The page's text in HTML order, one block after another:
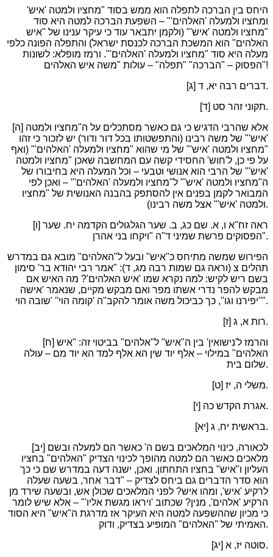
היחס בין הברכה לתפלה הוא ממש בסוד "מחציו ולמטה 'איש'
ומחציו ולמעלה 'האלהים'" – השפעת הברכה למטה היא סוד
"מחציו ולמטה 'איש'" (ולקמן יתבאר עוד כי עיקר ענינו של "איש
האלהים" הוא המשכת הברכה לכנסת ישראל) והתפלה הפונה כלפי
מעלה היא סוד "מחציו ולמעלה 'האלהים'". ורמז מופלא: לשונות
הפסוק – "הברכה" "תפלה" – עולות "משה איש האלהים"!
[ג] דברים רבה יא, ד.
[ד] תקוני זהר סט.
[ה] אלא שהרבי הדגיש כי גם כאשר מסתכלים על ה"מחציו ולמטה
'איש'" של משה רבינו (והתפשטותו בכל דור ודור) יש לזכור כי זהו
"מחציו ולמטה 'איש'" של מי שהוא "מחציו ולמעלה 'האלהים'" (ואף
על פי כן, ל'חוש' החסידי קשה עם המחשבה שאכן "מחציו ולמטה
'איש'" של הרבי הוא אנושי וטבעי – וכל המעלה היא בחיבורו של
ה"מחציו ולמטה 'איש'" ל"מחציו ולמעלה 'האלהים'" – ואכן לפי
המבואר לקמן בפנים אין להסתפק בהבנה האנושית של "מחציו
ולמטה 'איש'" אצל משה רבינו).
[ו] ראה זח"א ו, א. שם כג, ב. שער הגלגולים הקדמה יח. שער
הפסוקים פרשת שמיני ד"ה "ויקחו בני אהרן".
הפירוש שמשה מתיחס כ"איש" ובעל ל"האלהים" מובא גם במדרש
תהלים צ (וראה גם שמות רבה מג, ד): "אמר רבי יהודא בר' סימון
בשם ריש לקיש: למה נקרא שמו 'איש האלהים'? מה האיש אם
מבקש להפר נדרי אשתו מפר ואם מבקש מקיים, שנאמר 'אישה
יפירנו וגו'', כך כביכול משה אומר להקב"ה 'קומה הוי'' 'שובה הוי''".
[ז] רות א, ג.
[ח] והרמז ל'נישואין' בין ה"איש" ל"אלהים" בביטוי זה: "איש
האלהים" במילוי – אלף יוד שין הא אלף למד הא יוד מם – עולה
שלום בית.
[ט] משלי ה, יז.
[י] אגרת הקדש כה.
[יא] בראשית יח, ג.
[יב] לכאורה, כינוי המלאכים בשם ה' כאשר הם למעלה ובשם
מלאכים כאשר הם למטה מהופך לכינוי הצדיק "האלהים" בחציו
העליון ו"איש" בחציו התחתון. ואכן, ישנה דעה במדרש שם כי כך
הוא סדר הדברים גם ביחס לצדיק – "דבר אחר, בשעה שעלה
לרקיע 'איש', ומהו איש? לפני המלאכים שכולן אש, ובשעה שירד מן
הרקיע 'אלהים', מנין? שכתוב 'ויראו מגשת אליו'" – אלא שיש לומר
כי מכיון שההשפעה למטה היא העיקר אז מדרגת ה"איש" היא הסוד
האמיתי של "האלהים" המופיע בצדיק, ודוק.
[יג] סוטה יז, א.